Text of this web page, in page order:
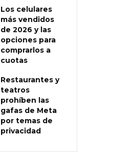
Los celulares
más vendidos
de 2026 y las
opciones para
comprarlos a
cuotas
Restaurantes y
teatros
prohíben las
gafas de Meta
por temas de
privacidad